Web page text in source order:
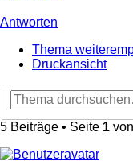
Antworten
Thema
Druckansicht
5 Beiträge • Seite 1 von